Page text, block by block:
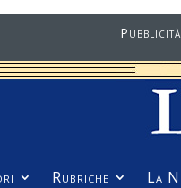
Pubblicità
Rubriche La